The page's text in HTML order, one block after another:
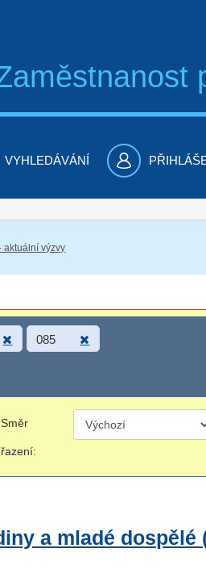
VYHLEDÁVÁNÍ
aktuální výzvy
085
Směr
řazení:
a mladé dospělé